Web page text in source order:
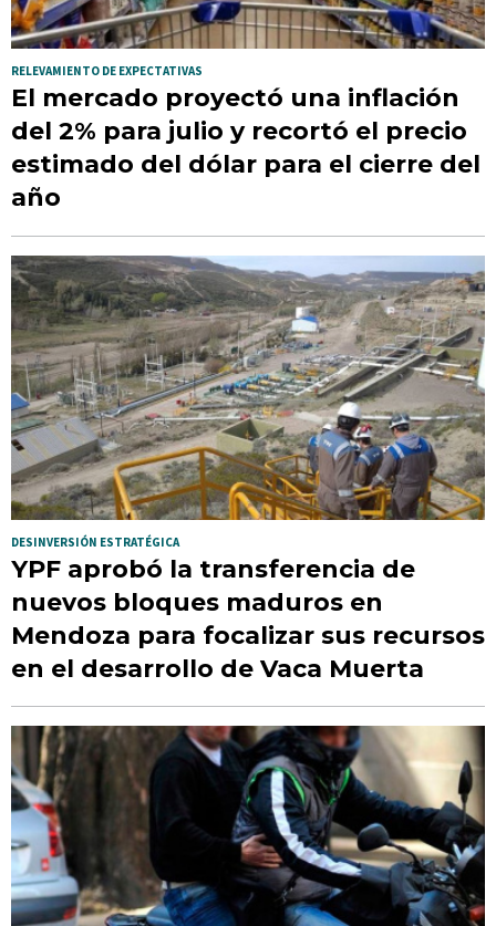
RELEVAMIENTO DE EXPECTATIVAS
El mercado proyectó una inflación
del 2% para julio y recortó el precio
estimado del dólar para el cierre del
año
DESINVERSIÓN ESTRATÉGICA
YPF aprobó la transferencia de
nuevos bloques maduros en
Mendoza para focalizar sus recursos
en el desarrollo de Vaca Muerta